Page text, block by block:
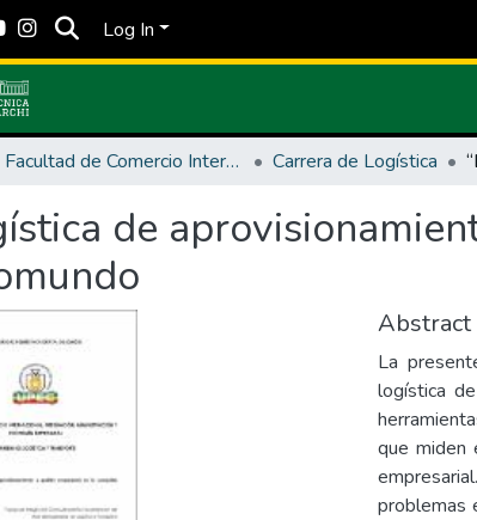
Log In
Facultad de Comercio Internacional, Integración, Administración y Economía Empresarial Carrera de Logística
de
Abstract
La
logística
que miden
problemas